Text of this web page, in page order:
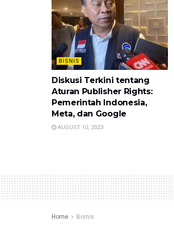
BISNIS
Diskusi Terkini tentang
Aturan Publisher Rights:
Pemerintah Indonesia,
Meta, dan Google
AUGUST 10, 2023
Home Bisnis